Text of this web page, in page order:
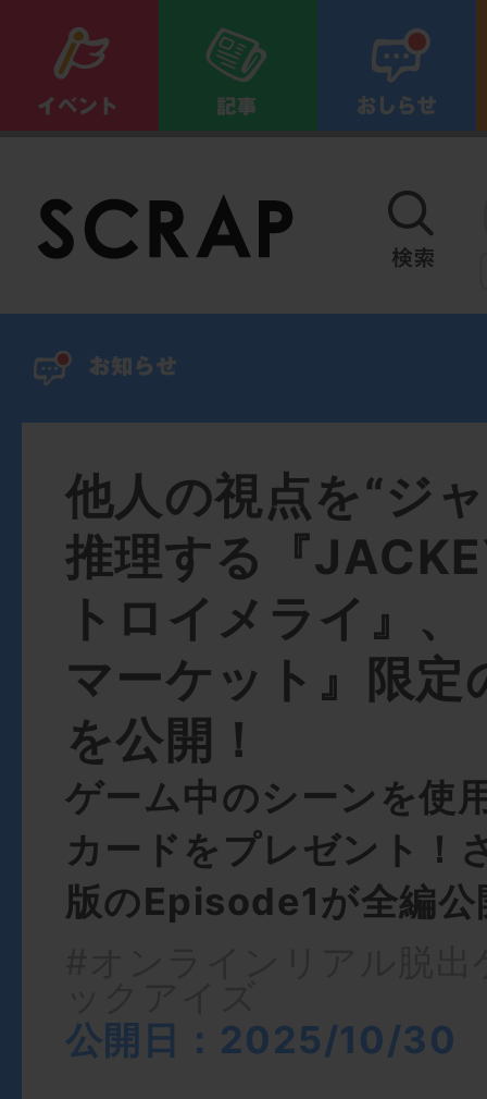
他人の視点を“ジ
推理する『
トロイメライ』
マーケット』限定
を公開！
ゲーム中のシーンを使
カードをプレゼント！
版のEpisode1が全編公
公開日：2025/10/30